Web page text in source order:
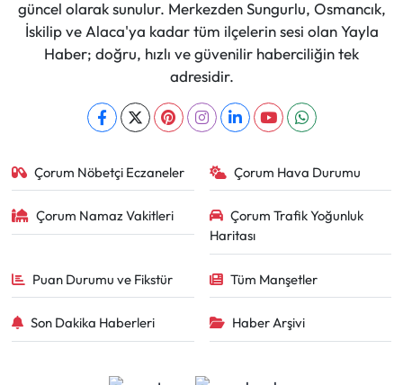
güncel olarak sunulur. Merkezden Sungurlu, Osmancık,
İskilip ve Alaca'ya kadar tüm ilçelerin sesi olan Yayla
Haber; doğru, hızlı ve güvenilir haberciliğin tek
adresidir.
Çorum Nöbetçi Eczaneler Çorum Hava Durumu
Çorum Namaz Vakitleri
Çorum Trafik Yoğunluk
Haritası
Puan Durumu ve Fikstür Tüm Manşetler
Son Dakika Haberleri Haber Arşivi